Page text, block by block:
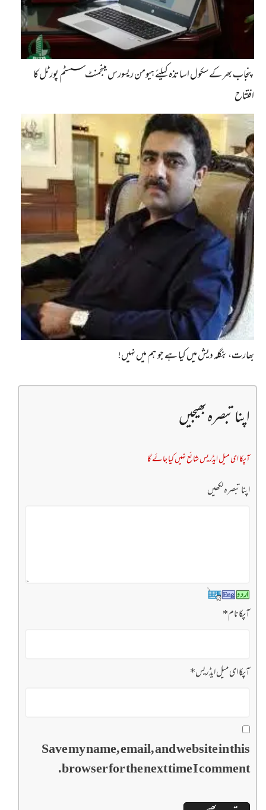
پنجاب بھر کے سکول اساتذہ کیلئے ہیومن ریسورس مینجمنٹ سسٹم پورٹل کا
افتتاح
بھارت، بنگلہ دیش میں کیا ہے جو ہم میں نہیں!
اپنا تبصرہ بھیجیں
آپکا ای میل ایڈریس شائع نہیں کیا جائے گا
اپنا تبصرہ لکھیں
آپکا نام*
آپکا ای میل ایڈریس*
Save my name, email, and website in this
browser for the next time I comment.